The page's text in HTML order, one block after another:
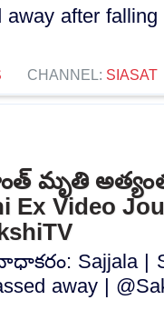
after
CHANNEL: SIASAT
మృతి
Ex Video
Sajjala |
away |